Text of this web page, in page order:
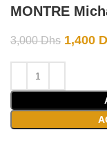
MONTRE
3,000Dhs 1,400